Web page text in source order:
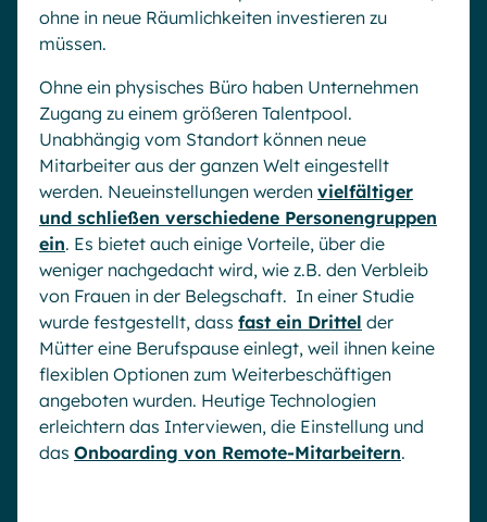
ohne in neue Räumlichkeiten investieren zu
müssen.
Ohne ein physisches Büro haben Unternehmen
Zugang zu einem größeren Talentpool.
Unabhängig vom Standort können neue
Mitarbeiter aus der ganzen Welt eingestellt
werden. Neueinstellungen werden vielfältiger
und schließen verschiedene Personengruppen
ein. Es bietet auch einige Vorteile, über die
weniger nachgedacht wird, wie z.B. den Verbleib
von Frauen in der Belegschaft. In einer Studie
wurde festgestellt, dass fast ein Drittel der
Mütter eine Berufspause einlegt, weil ihnen keine
flexiblen Optionen zum Weiterbeschäftigen
angeboten wurden. Heutige Technologien
erleichtern das Interviewen, die Einstellung und
das Onboarding von Remote-Mitarbeitern.